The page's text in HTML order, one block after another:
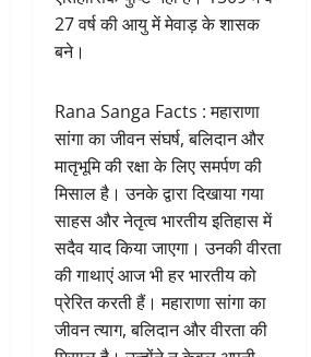
27 वर्ष की आयु में मेवाड़ के शासक
बने।
Rana Sanga Facts : महाराणा
सांगा का जीवन संघर्ष, बलिदान और
मातृभूमि की रक्षा के लिए समर्पण की
मिसाल है। उनके द्वारा दिखाया गया
साहस और नेतृत्व भारतीय इतिहास में
सदैव याद किया जाएगा। उनकी वीरता
की गाथाएं आज भी हर भारतीय को
प्रेरित करती हैं। महाराणा सांगा का
जीवन त्याग, बलिदान और वीरता की